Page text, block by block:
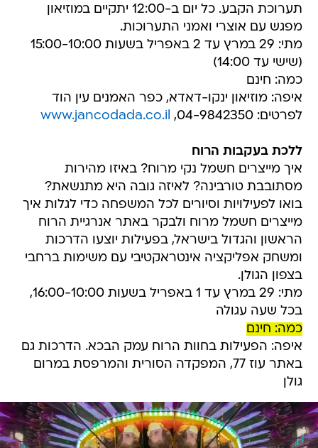
תערוכת הקבע. כל יום ב-12:00 יתקיים במוזיאון
מפגש עם אוצרי ואמני התערוכות.
מתי: 29 במרץ עד 2 באפריל בשעות 15:00-10:00
(שישי עד 14:00)
כמה: חינם
איפה: מוזיאון ינקו-דאדא, כפר האמנים עין הוד
לפרטים: 04-9842350,
www.jancodada.co.il
ללכת בעקבות הרוח
איך מייצרים חשמל נקי מרוח? באיזו מהירות
מסתובבת טורבינה? לאיזה גובה היא מתנשאת?
בואו לפעילויות וסיורים לכל המשפחה כדי לגלות איך
מייצרים חשמל מרוח ולבקר באתר אנרגיית הרוח
הראשון והגדול בישראל, בפעילות יוצעו הדרכות
ומשחק אפליקציה אינטראקטיבי עם משימות ברחבי
בצפון הגולן.
מתי: 29 במרץ עד 1 באפריל בשעות 16:00-10:00,
בכל שעה עגולה
כמה: חינם
איפה: הפעילות בחוות הרוח עמק הבכא. הדרכות גם
באתר עוז 77, המפקדה הסורית והמרפסת במרום
גולן